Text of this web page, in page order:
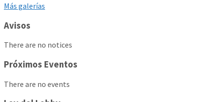
Más galerías
Avisos
There are no notices
Próximos Eventos
There are no events